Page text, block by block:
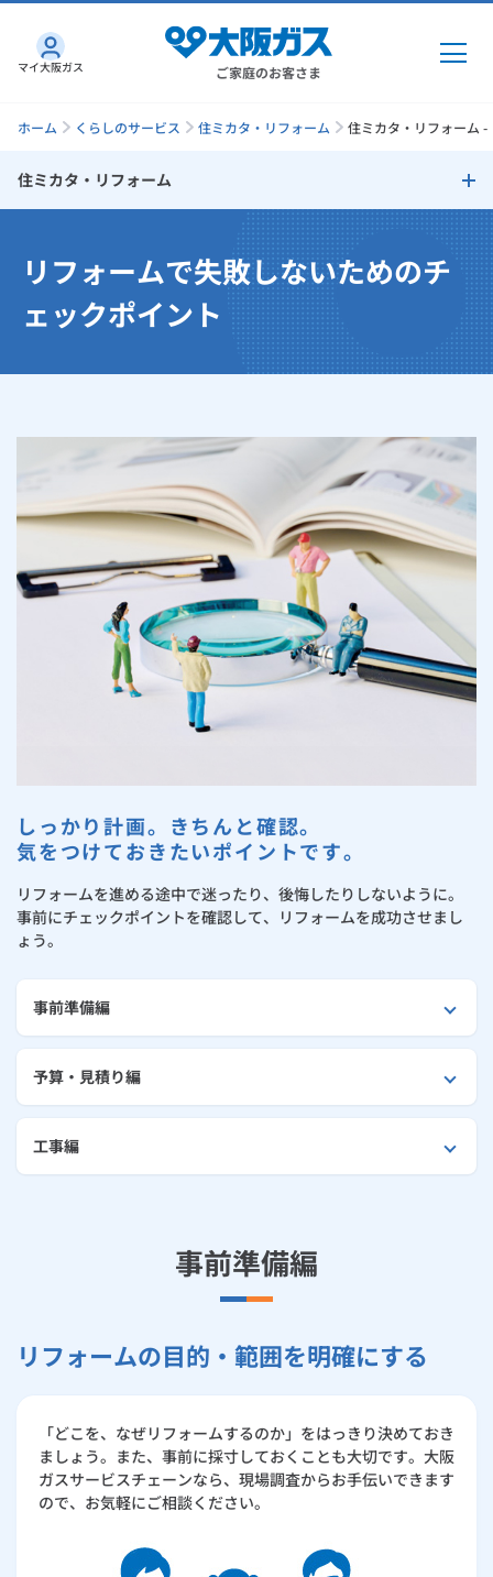
ご家庭のお客さま
ガス・電気 トップ
GAS得プラン
一般料金
「大阪ガスの都市ガス」への切り替えについて
トップ
「大阪ガスの電気」が選ばれる理由
電気料金メニュー
お手続きから使用開始までの流れ
太陽光発電余剰電力買取サービス
まとめプラン紹介
ガスと電気の使用開始の申込
ガスと電気の使用中止の申込
インターネット
料金プラン
工事・開通までの流れ
通信速度測定
まとめプラン紹介
簡単プラン診断
キッチン
ガスコンロ
ガス炊飯器
ガスオーブン
食器洗い乾燥機
バス・洗面
ガス給湯器
ガス温水浴室暖房乾燥機
「カワック・ミストカワック」
リビング・空調
ガスファンヒーター
取替用ガスコンセント
ガスコード
ルームエアコン
太陽光発電
蓄電池
エコキュート
ぴこぴこ・スマぴこ・けむぴこ
消火器
修理
故障診断
エラーコード診断
取扱説明書を探す
定額サービス
らく得リース
機器・修理お申込み
くらしのサービストップ
リフォーム・リノベーション
リフォーム・リノベーショントップ
住ミカタ・リフォーム
リノベーション「マイリノ」
安心・安全
住ミカタ・サービス
ホームセキュリティ
みるぴこ
便利・おトク
FitDish
めちゃとクーポン
プリゼロ
ハウスクリーニング
お手続き・サポート
お手続き一覧
お客さまサポート
お問い合わせ
ショールーム Daigasコラム
業務用・産業用のお客さま 企業情報
マイ大阪ガス
ホーム くらしのサービス 住ミカタ・リフォーム 住ミカタ・リフォーム
住ミカタ・リフォーム
リフォームのタイミング
リフォームで失敗しないためのチェックポイント
大阪ガスサービスチェーンだからできる「快適」と「安心」のリ
住ミカタ・リフォームが選ばれる理由
大阪ガスのリフォーム事例集
浴室リフォーム
玄関まわりリフォーム
床下（シロアリ対策）
リビング・ダイニングリフォーム
外壁・屋根リフォーム
リフォームで失敗しないためのチ
ェックポイント
しっかり計画。きちんと確認。
気をつけておきたいポイントです。
リフォームを進める途中で迷ったり、後悔したりしないように。
事前にチェックポイントを確認して、リフォームを成功させまし
ょう。
事前準備編
予算・見積り編
工事編
事前準備編
リフォームの目的・範囲を明確にする
「どこを、なぜリフォームするのか」をはっきり決めておき
ましょう。また、事前に採寸しておくことも大切です。大阪
ガスサービスチェーンなら、現場調査からお手伝いできます
ので、お気軽にご相談ください。